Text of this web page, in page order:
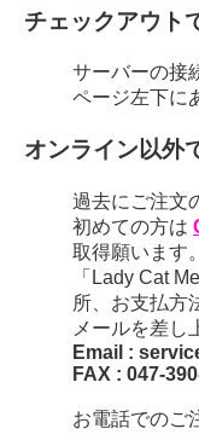
チェックアウト
サーバーの接
ページ左下に
オンライン以外
過去にご注文
初めての方は
取得願います。
「Lady Cat
所、お支払方
メールを差し
Email :
FAX : 047-
お電話でのご